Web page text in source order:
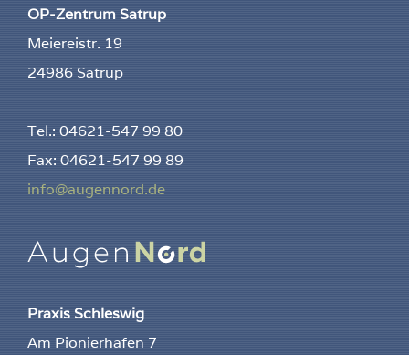
OP-Zentrum Satrup
Meiereistr. 19
24986 Satrup
Tel.: 04621-547 99 80
Fax: 04621-547 99 89
info@augennord.de
Praxis Schleswig
Am Pionierhafen 7